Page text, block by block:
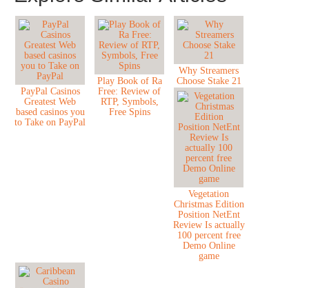
PayPal Casinos
Greatest Web
based casinos you
to Take on PayPal
Play Book of Ra
Free: Review of
RTP, Symbols,
Free Spins
Why Streamers
Choose Stake 21
Vegetation
Christmas Edition
Position NetEnt
Review Is actually
100 percent free
Demo Online
game